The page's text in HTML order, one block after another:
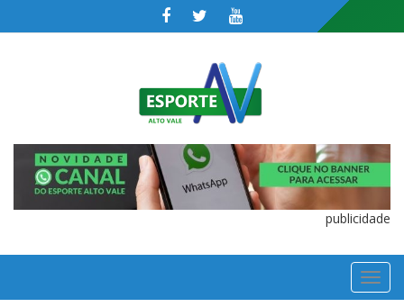
publicidade